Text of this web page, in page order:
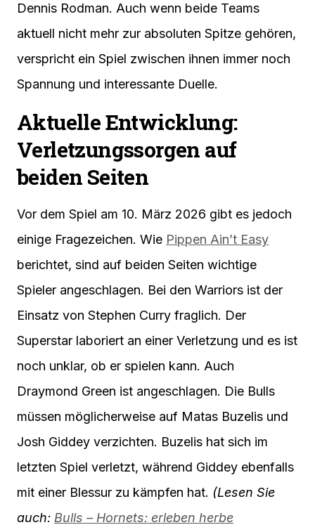
Dennis Rodman. Auch wenn beide Teams
aktuell nicht mehr zur absoluten Spitze gehören,
verspricht ein Spiel zwischen ihnen immer noch
Spannung und interessante Duelle.
Aktuelle Entwicklung:
Verletzungssorgen auf
beiden Seiten
Vor dem Spiel am 10. März 2026 gibt es jedoch
einige Fragezeichen. Wie Pippen Ain’t Easy
berichtet, sind auf beiden Seiten wichtige
Spieler angeschlagen. Bei den Warriors ist der
Einsatz von Stephen Curry fraglich. Der
Superstar laboriert an einer Verletzung und es ist
noch unklar, ob er spielen kann. Auch
Draymond Green ist angeschlagen. Die Bulls
müssen möglicherweise auf Matas Buzelis und
Josh Giddey verzichten. Buzelis hat sich im
letzten Spiel verletzt, während Giddey ebenfalls
mit einer Blessur zu kämpfen hat. (Lesen Sie
auch: Bulls – Hornets: erleben herbe